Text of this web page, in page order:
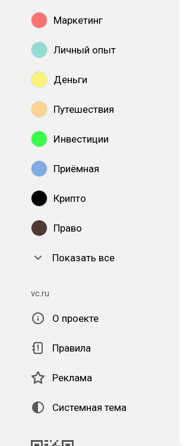
Маркетинг
Личный опыт
Деньги
Путешествия
Инвестиции
Приёмная
Крипто
Право
Показать все
vc.ru
О проекте
Правила
Реклама
Системная тема